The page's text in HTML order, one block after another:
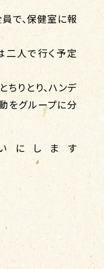
で、保健室に報
二人で行く予定
ちりとり、ハンデ
をグループに分
にします